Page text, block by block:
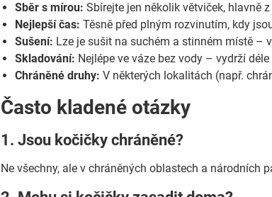
Sběr s mírou: Sbírejte jen několik větviček, hlavně
Nejlepší čas: Těsně před plným rozvinutím, kdy
Sušení: Lze je sušit na suchém a stinném místě –
Skladování: Nejlépe ve váze bez vody – vydrží
Chráněné druhy: V některých lokalitách (např.
Často kladené otázky
1. Jsou kočičky chráněné?
Ne všechny, ale v chráněných oblastech a národních